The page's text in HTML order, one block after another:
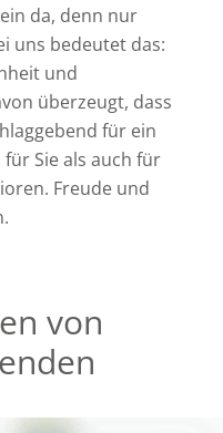
da, denn nur
uns bedeutet das:
und
überzeugt, dass
für ein
Sie als auch für
Freude und
von